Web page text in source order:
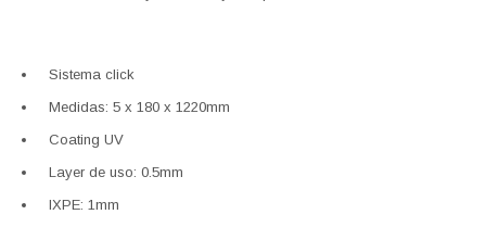
Sistema click
Medidas: 5 x 180 x 1220mm
Coating UV
Layer de uso: 0.5mm
IXPE: 1mm